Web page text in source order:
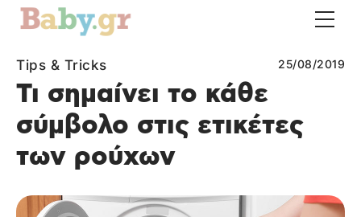
Tips & Tricks 25/08/2019
Τι σημαίνει το κάθε
σύμβολο στις ετικέτες
των ρούχων